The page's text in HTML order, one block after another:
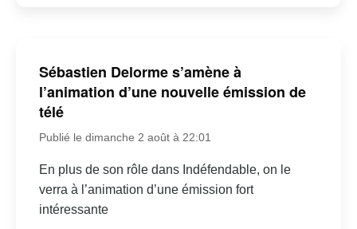
Sébastien Delorme s’amène à
l’animation d’une nouvelle émission de
télé
Publié le dimanche 2 août à 22:01
En plus de son rôle dans Indéfendable, on le
verra à l’animation d’une émission fort
intéressante